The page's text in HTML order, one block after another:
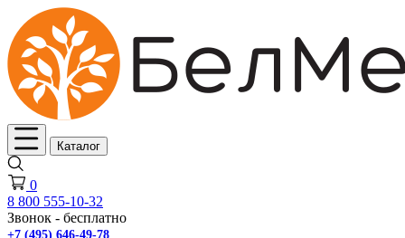
Каталог
0
8 800 555-10-32
Звонок - бесплатно
+7 (495) 646-49-78